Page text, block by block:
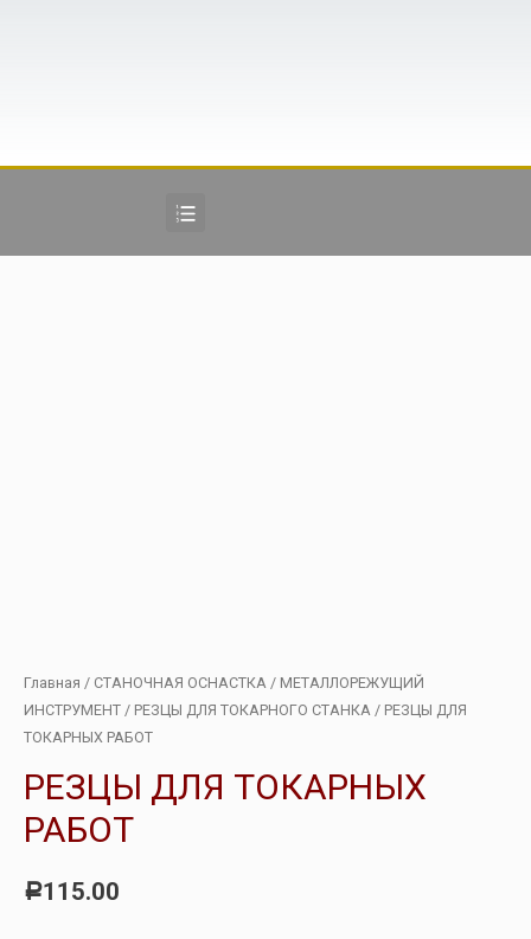
Главная / СТАНОЧНАЯ ОСНАСТКА / МЕТАЛЛОРЕЖУЩИЙ
ИНСТРУМЕНТ / РЕЗЦЫ ДЛЯ ТОКАРНОГО СТАНКА / РЕЗЦЫ ДЛЯ
ТОКАРНЫХ РАБОТ
РЕЗЦЫ ДЛЯ ТОКАРНЫХ
РАБОТ
Р115.00